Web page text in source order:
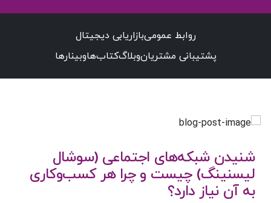
روابط عمومیبازاریابی دیجیتال
پشتیبانی مشتریانوبلاگکتاب‌هاوبینارها
شنیدن شبکه‌های اجتماعی (سوشال
لیسنینگ) چیست و چرا هر کسب‌وکاری
به آن نیاز دارد؟